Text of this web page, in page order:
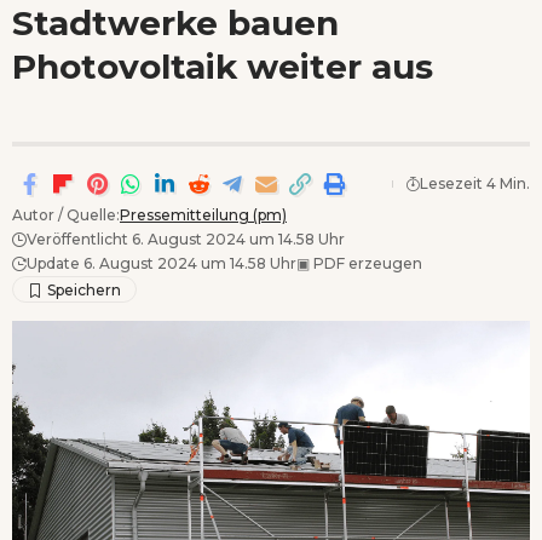
Stadtwerke bauen
Photovoltaik weiter aus
Autor / Quelle:Pressemitteilung (pm)
Veröffentlicht 6. August 2024 um 14.58 Uhr
Update 6. August 2024 um 14.58 Uhr▣ PDF erzeugen
Lesezeit 4 Min.